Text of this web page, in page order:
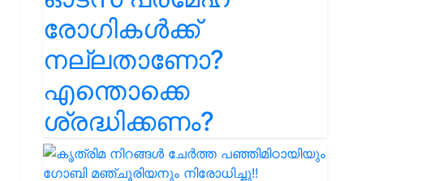
രോഗികൾക്ക്
നല്ലതാണോ?
എന്തൊക്കെ
ശ്രദ്ധിക്കണം?